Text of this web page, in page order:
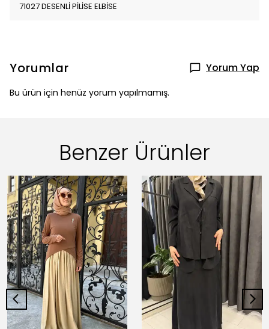
71027 DESENLİ PİLİSE ELBİSE
Yorumlar Yorum Yap
Bu ürün için henüz yorum yapılmamış.
Benzer Ürünler